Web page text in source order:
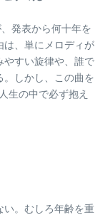
発表から何十年を
は、単にメロディが
やすい旋律や、誰で
。しかし、この曲を
生の中で必ず抱え
い。むしろ年齢を重